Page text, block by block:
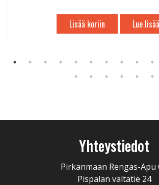
Lisää koriin Lue lisää
Yhteystiedot
Pirkanmaan Rengas-Apu
Pispalan valtatie 24